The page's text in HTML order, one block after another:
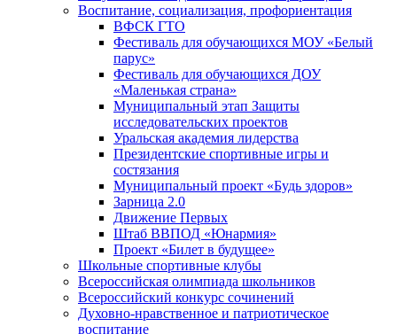
Воспитание, социализация, профориентация
ВФСК ГТО
Фестиваль для обучающихся МОУ «Белый
парус»
Фестиваль для обучающихся ДОУ
«Маленькая страна»
Муниципальный этап Защиты
исследовательских проектов
Уральская академия лидерства
Президентские спортивные игры и
состязания
Муниципальный проект «Будь здоров»
Зарница 2.0
Движение Первых
Штаб ВВПОД «Юнармия»
Проект «Билет в будущее»
Школьные спортивные клубы
Всероссийская олимпиада школьников
Всероссийский конкурс сочинений
Духовно-нравственное и патриотическое
воспитание